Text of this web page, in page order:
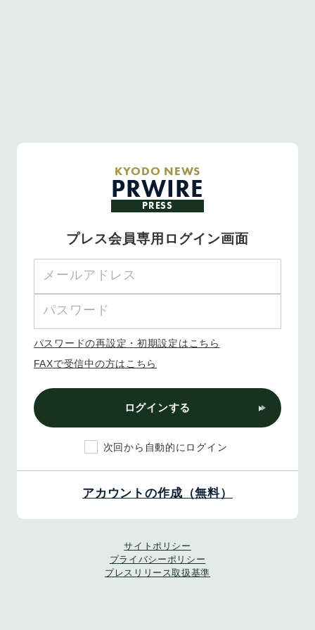
KYODO NEWS
PRWIRE
PRESS
プレス会員専用ログイン画面
パスワードの再設定・初期設定はこちら
FAXで受信中の方はこちら
ログインする
次回から自動的にログイン
アカウントの作成（無料）
サイトポリシー
プライバシーポリシー
プレスリリース取扱基準